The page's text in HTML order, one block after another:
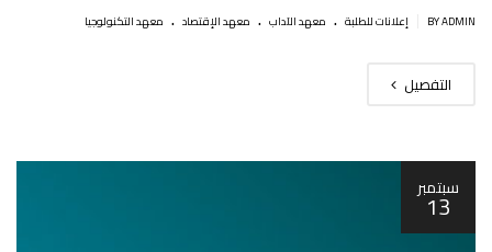
BY ADMIN إعلانات للطلبة . معهد الآداب . معهد الإقتصاد . معهد التكنولوجيا
التفصيل
سبتمبر
13